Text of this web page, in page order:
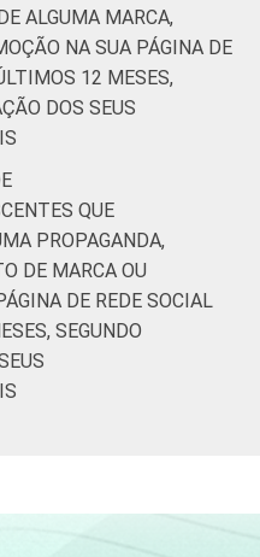
ALGUMA MARCA,
NA SUA PÁGINA DE
12 MESES,
DOS SEUS
QUE
PROPAGANDA,
DE MARCA OU
DE REDE SOCIAL
SEGUNDO